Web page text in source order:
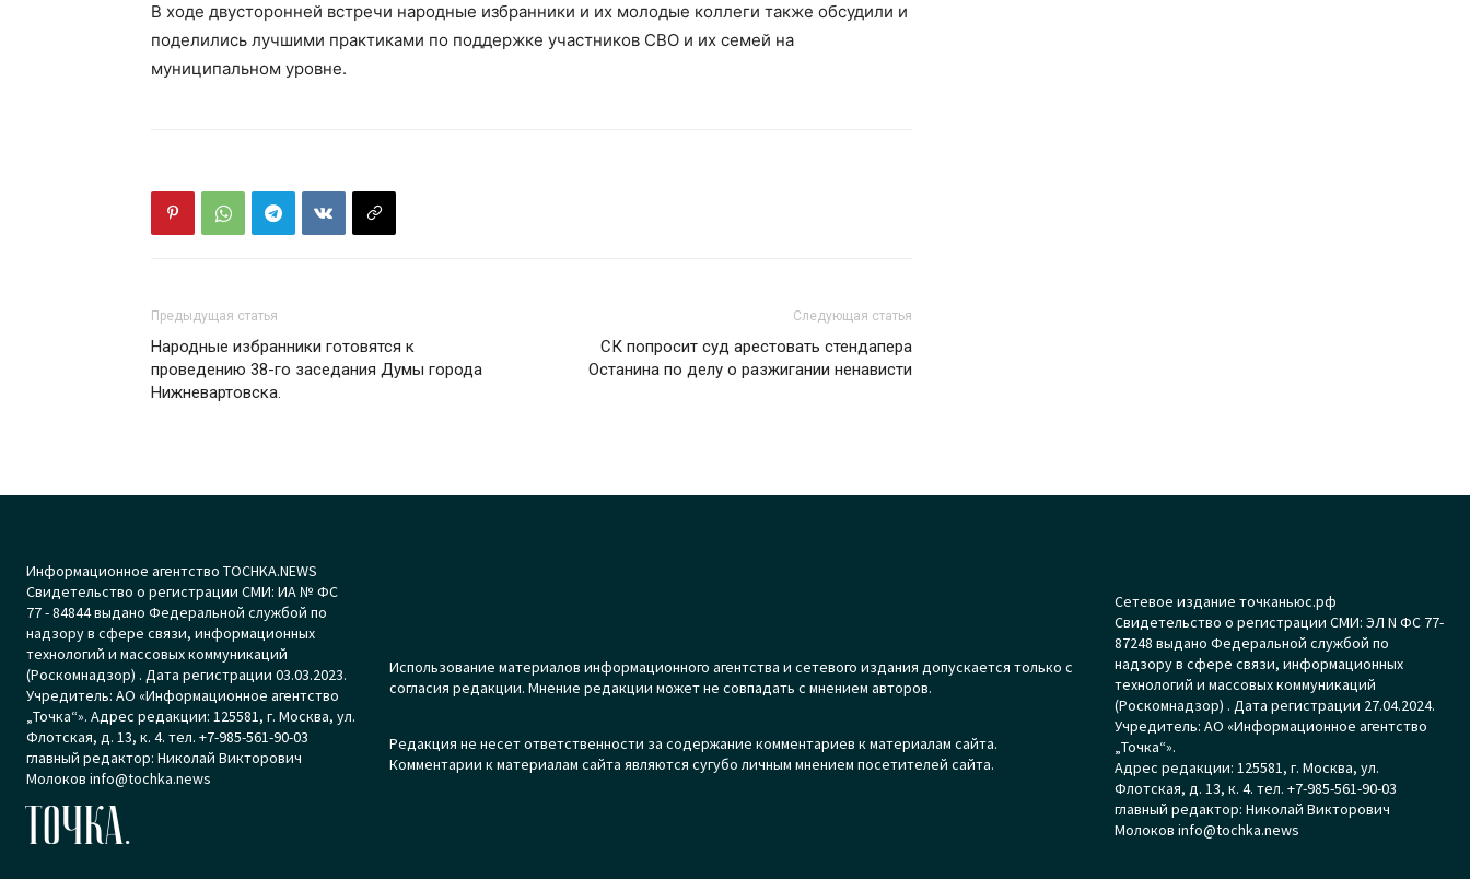
В ходе двусторонней встречи народные избранники и их молодые коллеги также обсудили и
поделились лучшими практиками по поддержке участников СВО и их семей на
муниципальном уровне.
Предыдущая статья
Народные избранники готовятся к
проведению 38-го заседания Думы города
Нижневартовска.
Следующая статья
СК попросит суд арестовать стендапера
Останина по делу о разжигании ненависти
Информационное агентство TOCHKA.NEWS
Свидетельство о регистрации СМИ: ИА № ФС
77 - 84844 выдано Федеральной службой по
надзору в сфере связи, информационных
технологий и массовых коммуникаций
(Роскомнадзор) . Дата регистрации 03.03.2023.
Учредитель: АО «Информационное агентство
„Точка“». Адрес редакции: 125581, г. Москва, ул.
Флотская, д. 13, к. 4. тел. +7-985-561-90-03
главный редактор: Николай Викторович
Молоков info@tochka.news
ТОЧКА.
Использование материалов информационного агентства и сетевого издания допускается только с
согласия редакции. Мнение редакции может не совпадать с мнением авторов.
Редакция не несет ответственности за содержание комментариев к материалам сайта.
Комментарии к материалам сайта являются сугубо личным мнением посетителей сайта.
Сетевое издание точканьюс.рф
Свидетельство о регистрации СМИ: ЭЛ N ФС 77-
87248 выдано Федеральной службой по
надзору в сфере связи, информационных
технологий и массовых коммуникаций
(Роскомнадзор) . Дата регистрации 27.04.2024.
Учредитель: АО «Информационное агентство
„Точка“».
Адрес редакции: 125581, г. Москва, ул.
Флотская, д. 13, к. 4. тел. +7-985-561-90-03
главный редактор: Николай Викторович
Молоков info@tochka.news